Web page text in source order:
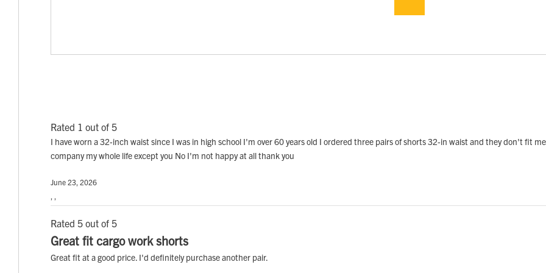
Rated 1 out of 5
I have worn a 32-inch waist since I was in high school I'm over 60 years old I ordered three pairs of shorts 32-in waist and they don't fit
company my whole life except you No I'm not happy at all thank you
June 23, 2026
Rated 5 out of 5
Great fit cargo work shorts
Great fit at a good price. I'd definitely purchase another pair.